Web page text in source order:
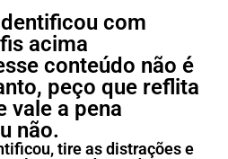
com
acima
conteúdo não é
peço que reflita
vale a pena
não.
tire as distrações e